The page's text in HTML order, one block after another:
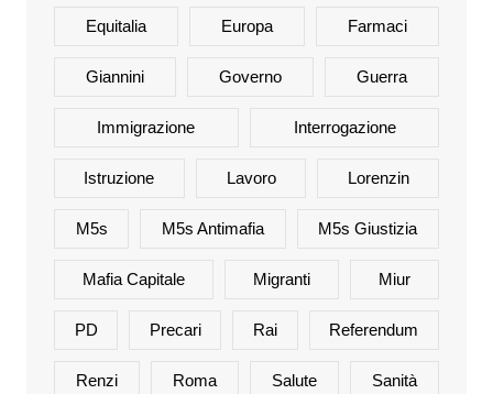
Equitalia Europa Farmaci
Giannini Governo Guerra
Immigrazione Interrogazione
Istruzione Lavoro Lorenzin
M5s M5s Antimafia M5s Giustizia
Mafia Capitale Migranti Miur
PD Precari Rai Referendum
Renzi Roma Salute Sanità